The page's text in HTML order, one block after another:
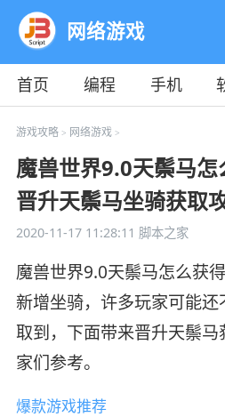
网络游戏
首页 编程 手机
教程
平面
游戏攻略> 网络游戏>
魔兽世界9.0天鬃马
晋升天鬃马坐骑获取
2020-11-17 11:28:11 脚本之家
魔兽世界9.0天鬃马怎么获
新增坐骑，许多玩家可能
取到，下面带来晋升天鬃
家们参考。
爆款游戏推荐